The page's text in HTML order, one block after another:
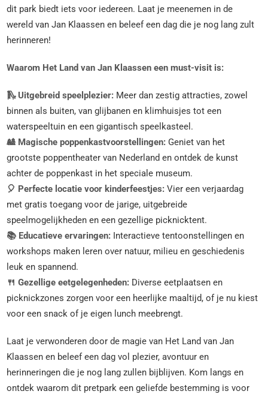
dit park biedt iets voor iedereen. Laat je meenemen in de
wereld van Jan Klaassen en beleef een dag die je nog lang zult
herinneren!
Waarom Het Land van Jan Klaassen een must-visit is:
🛝 Uitgebreid speelplezier: Meer dan zestig attracties, zowel
binnen als buiten, van glijbanen en klimhuisjes tot een
waterspeeltuin en een gigantisch speelkasteel.
🎎 Magische poppenkastvoorstellingen: Geniet van het
grootste poppentheater van Nederland en ontdek de kunst
achter de poppenkast in het speciale museum.
🎈 Perfecte locatie voor kinderfeestjes:Vier een verjaardag
met gratis toegang voor de jarige, uitgebreide
speelmogelijkheden en een gezellige picknicktent.
📚 Educatieve ervaringen: Interactieve tentoonstellingen en
workshops maken leren over natuur, milieu en geschiedenis
leuk en spannend.
🍴 Gezellige eetgelegenheden: Diverse eetplaatsen en
picknickzones zorgen voor een heerlijke maaltijd, of je nu kiest
voor een snack of je eigen lunch meebrengt.
Laat je verwonderen door de magie van Het Land van Jan
Klaassen en beleef een dag vol plezier, avontuur en
herinneringen die je nog lang zullen bijblijven. Kom langs en
ontdek waarom dit pretpark een geliefde bestemming is voor